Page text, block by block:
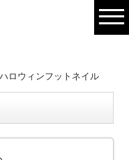
ロウィンフットネイル